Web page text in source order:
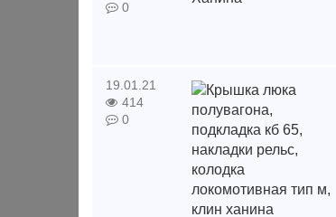
0
19.01.21
414
0